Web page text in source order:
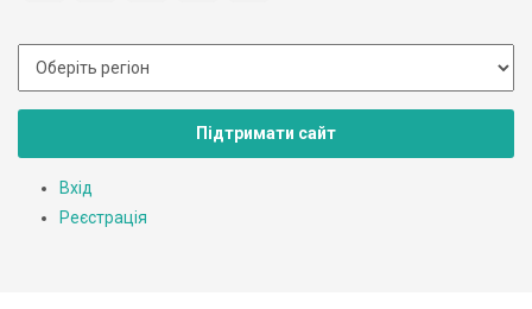
Підтримати сайт
Вхід
Реєстрація